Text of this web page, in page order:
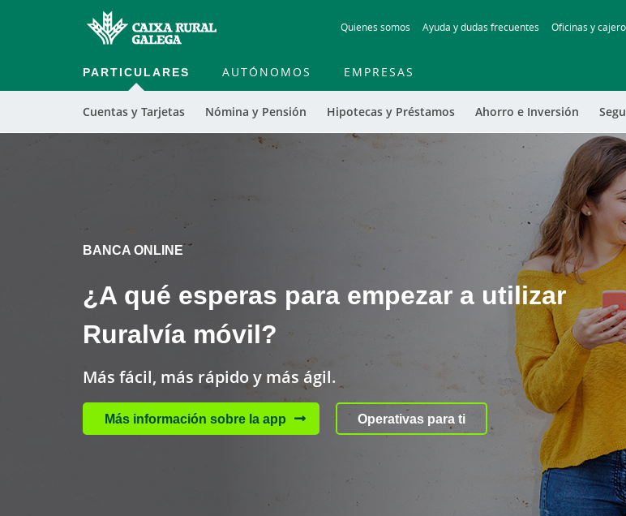
Quienes somos Ayuda y dudas frecuentes Oficinas y
PARTICULARES
Cuentas y Tarjetas Nómina y Pensión Hipotecas y Préstamos Ahorro e Inversión
AUTÓNOMOS EMPRESAS
Cargando contenido, por favor espere...
BANCA ONLINE
¿A qué esperas para empezar a utilizar
Ruralvía móvil?
Más fácil, más rápido y más ágil.
Más información sobre la app Operativas para ti